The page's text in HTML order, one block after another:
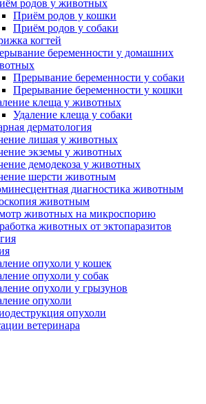
родов у животных
Приём родов у кошки
Приём родов у собаки
когтей
беременности у домашних
Прерывание беременности у собаки
Прерывание беременности у кошки
клеща у животных
Удаление клеща у собаки
дерматология
лишая у животных
экземы у животных
демодекоза у животных
шерсти животным
диагностика животным
животным
животных на микроспорию
животных от эктопаразитов
опухоли у кошек
опухоли у собак
опухоли у грызунов
опухоли
опухоли
ветеринара